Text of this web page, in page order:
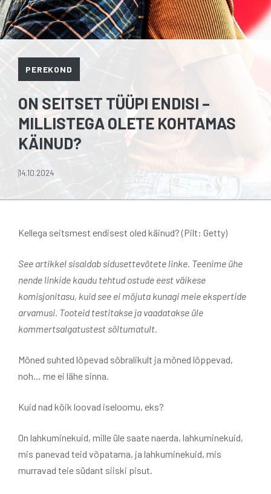
PEREKOND
ON SEITSET TÜÜPI ENDISI –
MILLISTEGA OLETE KOHTAMAS
KÄINUD?
14.10.2024
Kellega seitsmest endisest oled käinud? (Pilt: Getty)
See artikkel sisaldab sidusettevõtete linke. Teenime ühe
nende linkide kaudu tehtud ostude eest väikese
komisjonitasu, kuid see ei mõjuta kunagi meie ekspertide
arvamusi. Tooteid testitakse ja vaadatakse üle
kommertsalgatustest sõltumatult.
Mõned suhted lõpevad sõbralikult ja mõned lõppevad,
noh… me ei lähe sinna.
Kuid nad kõik loovad iseloomu, eks?
On lahkuminekuid, mille üle saate naerda, lahkuminekuid,
mis panevad teid võpatama, ja lahkuminekuid, mis
murravad teie südant siiski pisut.